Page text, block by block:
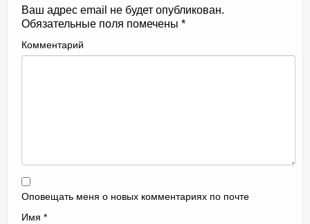
Ваш адрес email не будет опубликован.
Обязательные поля помечены *
Комментарий
Оповещать меня о новых комментариях по почте
Имя *